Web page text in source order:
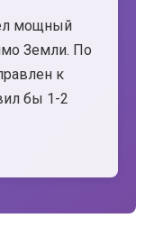
мощный
Земли. По
к
бы 1-2